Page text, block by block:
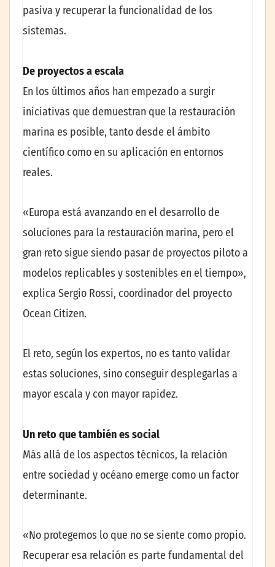
pasiva y recuperar la funcionalidad de los
sistemas.
De proyectos a escala
En los últimos años han empezado a surgir
iniciativas que demuestran que la restauración
marina es posible, tanto desde el ámbito
científico como en su aplicación en entornos
reales.
«Europa está avanzando en el desarrollo de
soluciones para la restauración marina, pero el
gran reto sigue siendo pasar de proyectos piloto a
modelos replicables y sostenibles en el tiempo»,
explica Sergio Rossi, coordinador del proyecto
Ocean Citizen.
El reto, según los expertos, no es tanto validar
estas soluciones, sino conseguir desplegarlas a
mayor escala y con mayor rapidez.
Un reto que también es social
Más allá de los aspectos técnicos, la relación
entre sociedad y océano emerge como un factor
determinante.
«No protegemos lo que no se siente como propio.
Recuperar esa relación es parte fundamental del